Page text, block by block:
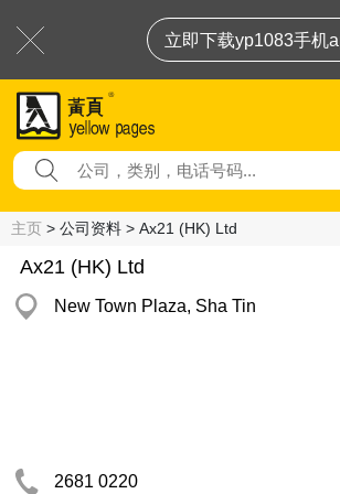
立即下载yp1083手机
主页 > 公司资料 > Ax21 (HK) Ltd
Ax21 (HK) Ltd
New Town Plaza, Sha Tin
2681 0220